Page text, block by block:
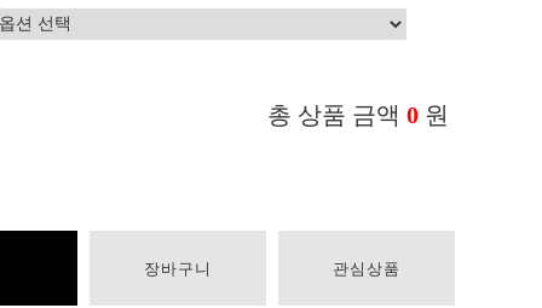
총 상품 금액 0 원
장바구니 관심상품